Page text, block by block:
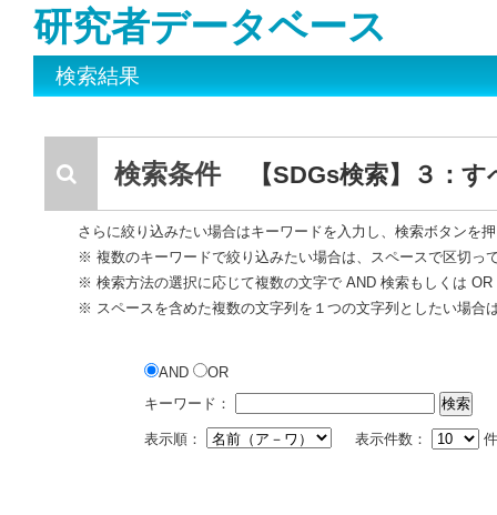
研究者データベース
検索結果
検索条件 【SDGs検索】３：
さらに絞り込みたい場合はキーワードを入力し、検索ボタンを
※ 複数のキーワードで絞り込みたい場合は、スペースで区切っ
※ 検索方法の選択に応じて複数の文字で AND 検索もしくは
※ スペースを含めた複数の文字列を１つの文字列としたい場合
AND
OR
キーワード：
表示順： 表示件数：